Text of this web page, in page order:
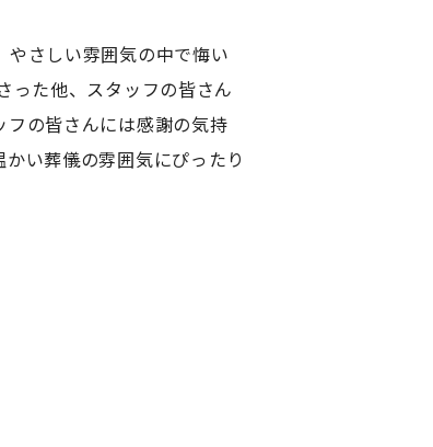
さしい雰囲気の中で悔い
った他、スタッフの皆さん
の皆さんには感謝の気持
い葬儀の雰囲気にぴったり